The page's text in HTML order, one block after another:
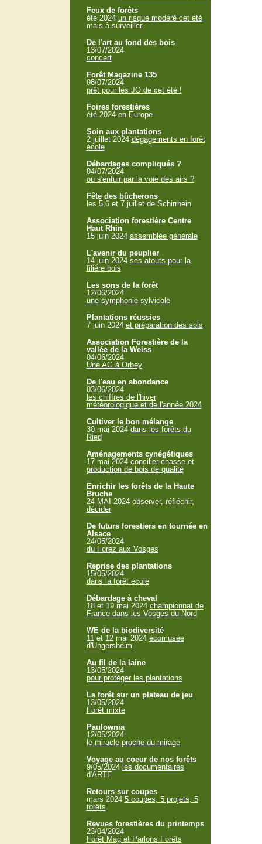
Feux de forêts
été 2024 un risque modéré cet été
mais à surveiller
De l'art au fond des bois
13/07/2024
concert
Forêt Magazine 135
08/07/2024
prêt pour les JO de cet été !
Foires forestières
été 2024 en Europe
Soin aux plantations
2 juillet 2024 dégagements en forêt
école
Débardages compliqués ?
04/07/2024
ou s'enfuir par la voie des airs ?
Fête des bûcherons
les 5,6 et 7 juillet de Schirrhein
Association forestière Centre
Haut Rhin
15 juin 2024 assemblée générale
L'avenir du peuplier
14 juin 2024 ses atouts pour la
filière bois
Les sons de la forêt
12/06/2024
une symphonie sylvicole
Plantations réussies
7 juin 2024 et préparation des sols
Association Forestière de la
vallée de la Weiss
04/06/2024
Une AG à Orbey
De l'eau en abondance
03/06/2024
les chiffres de l'hiver
météorologique et de l'année 2024
Cultiver le bon mélange
30 mai 2024 dans les forêts du
Ried
Aménagements cynégétiques
17 mai 2024 concilier chasse et
production de bois de qualité
Enrichir les forêts de la Haute
Bruche
24 MAI 2024 observer, réfléchir,
décider
De futurs forestiers en tournée en
Alsace
24/05/2024
du Forez aux Vosges
Reprise des plantations
15/05/2024
dans la forêt école
Débardage à cheval
18 et 19 mai 2024 championnat de
France dans les Vosges du Nord
WE de la biodiversité
11 et 12 mai 2024 écomusée
d'Ungersheim
Au fil de la laine
13/05/2024
pour protéger les plantations
La forêt sur un plateau de jeu
13/05/2024
Forêt mixte
Paulownia
12/05/2024
le miracle proche du mirage
Voyage au coeur de nos forêts
9/05/2024 les documentaires
d'ARTE
Retours sur coupes
mars 2024 5 coupes, 5 projets, 5
forêts
Revues forestières du printemps
23/04/2024
Forêt Mag et Parlons Forêts